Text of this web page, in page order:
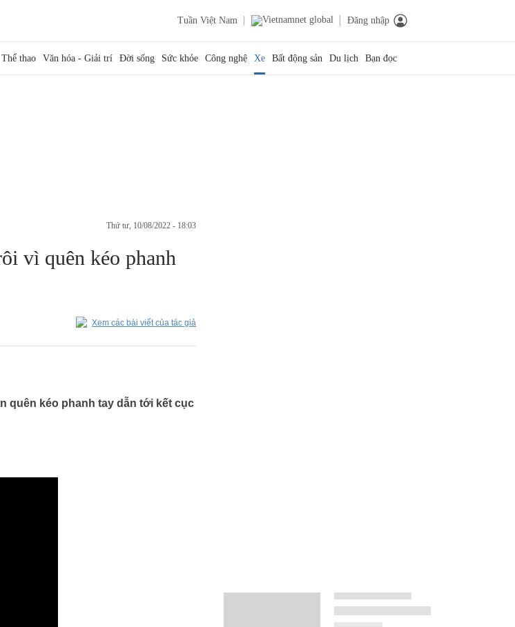
Tuần Việt Nam Đăng nhập
Thể thao Văn hóa - Giải trí Đời sống Sức khỏe Công nghệ Xe Bất động sản Du lịch Bạn đọc
thứ tư, 10/08/2022 - 18:03
vì quên kéo phanh
Xem các bài viết của tác giả
quên kéo phanh tay dẫn tới kết cục